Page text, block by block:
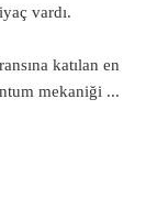
vardı.
katılan en
mekaniği ...